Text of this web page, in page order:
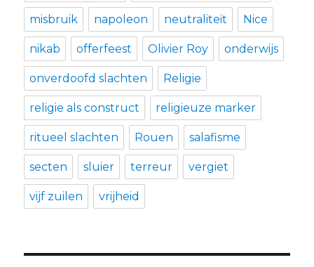
misbruik napoleon neutraliteit Nice
nikab offerfeest Olivier Roy onderwijs
onverdoofd slachten Religie
religie als construct religieuze marker
ritueel slachten Rouen salafisme
secten sluier terreur vergiet
vijf zuilen vrijheid